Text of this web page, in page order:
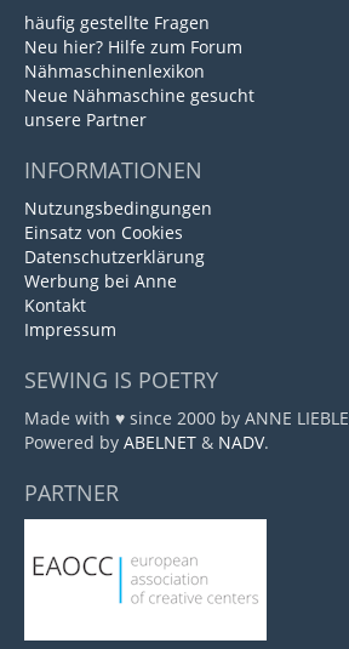
häufig gestellte Fragen
Neu hier? Hilfe zum Forum
Nähmaschinenlexikon
Neue Nähmaschine gesucht
unsere Partner
INFORMATIONEN
Nutzungsbedingungen
Einsatz von Cookies
Datenschutzerklärung
Werbung bei Anne
Kontakt
Impressum
SEWING IS POETRY
Made with ♥ since 2000 by ANNE
Powered by ABELNET & NADV.
PARTNER